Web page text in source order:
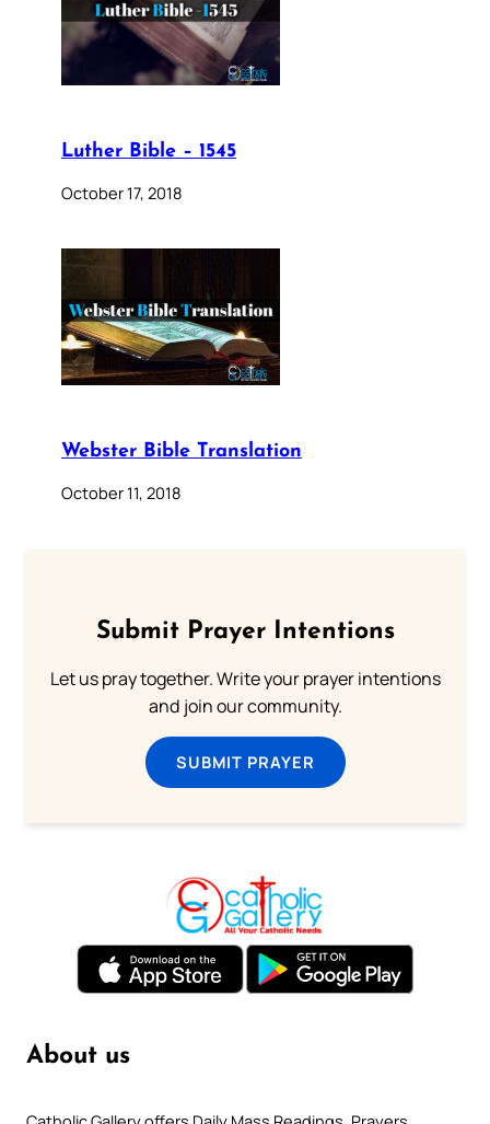
Luther Bible – 1545
October 17, 2018
Webster Bible Translation
October 11, 2018
Submit Prayer Intentions
Let us pray together. Write your prayer intentions
and join our community.
SUBMIT PRAYER
About us